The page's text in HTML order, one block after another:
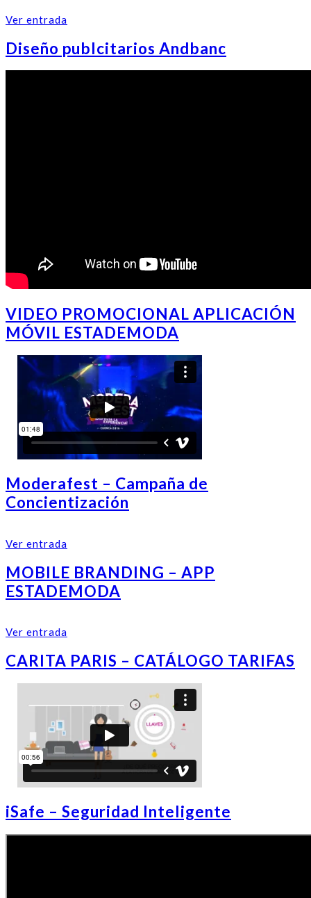
Ver entrada
Diseño publcitarios Andbanc
VIDEO PROMOCIONAL APLICACIÓN
MÓVIL ESTADEMODA
Moderafest – Campaña de
Concientización
Ver entrada
MOBILE BRANDING – APP
ESTADEMODA
Ver entrada
CARITA PARIS – CATÁLOGO TARIFAS
iSafe – Seguridad Inteligente